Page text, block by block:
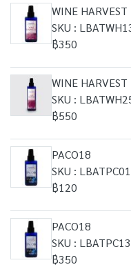
WINE HARVEST
SKU :
฿350
WINE HARVEST
SKU :
฿550
PACO18
SKU :
฿120
PACO18
SKU :
฿350